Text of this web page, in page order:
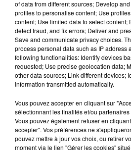
ont mis en place un nouveau plan :
de Max (Guillaume Labbé), son ex.
nouvelle fois à mal leur amitié ?
Musique
7 août 2026
Julien Lieb
dans son
of data from different sources; Develop
profiles to personalise content; Use
content; Use limited data to select content;
detect fraud, and fix errors; Deliver and
Save and communicate privacy choices.
process personal data such as IP address
following functionalities: Identify devices
requested; Use precise geolocation data;
other data sources; Link different devices;
information transmitted automatically.
Vous pouvez accepter en cliquant sur
sélectionnant les finalités et/ou
Vous pouvez également refuser en
accepter". Vos préférences ne
pouvez mettre à jour vos choix, ou retirer
moment via le lien "Gérer les cookies"